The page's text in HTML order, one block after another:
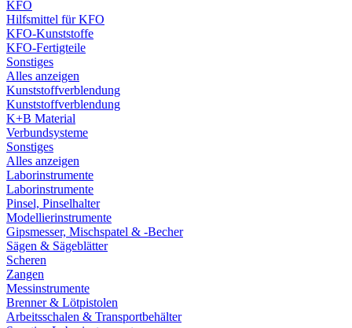
KFO
Hilfsmittel für KFO
KFO-Kunststoffe
KFO-Fertigteile
Sonstiges
Alles anzeigen
Kunststoffverblendung
Kunststoffverblendung
K+B Material
Verbundsysteme
Sonstiges
Alles anzeigen
Laborinstrumente
Laborinstrumente
Pinsel, Pinselhalter
Modellierinstrumente
Gipsmesser, Mischspatel & -Becher
Sägen & Sägeblätter
Scheren
Zangen
Messinstrumente
Brenner & Lötpistolen
Arbeitsschalen & Transportbehälter